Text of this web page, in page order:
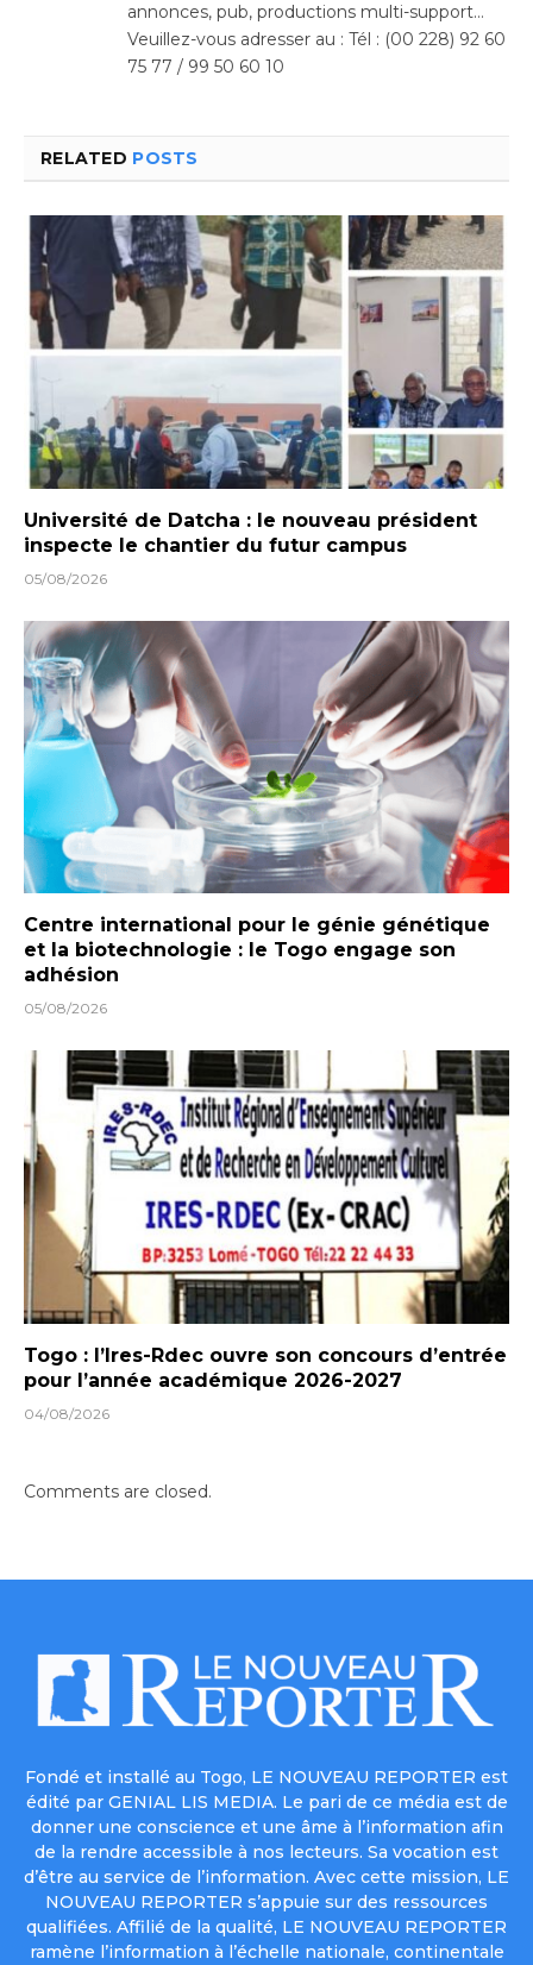
annonces, pub, productions multi-support…
Veuillez-vous adresser au : Tél : (00 228) 92 60
75 77 / 99 50 60 10
RELATED POSTS
Université de Datcha : le nouveau président
inspecte le chantier du futur campus
05/08/2026
Centre international pour le génie génétique
et la biotechnologie : le Togo engage son
adhésion
05/08/2026
Togo : l’Ires-Rdec ouvre son concours d’entrée
pour l’année académique 2026-2027
04/08/2026
Comments are closed.
Fondé et installé au Togo, LE NOUVEAU REPORTER est
édité par GENIAL LIS MEDIA. Le pari de ce média est de
donner une conscience et une âme à l’information afin
de la rendre accessible à nos lecteurs. Sa vocation est
d’être au service de l’information. Avec cette mission, LE
NOUVEAU REPORTER s’appuie sur des ressources
qualifiées. Affilié de la qualité, LE NOUVEAU REPORTER
ramène l’information à l’échelle nationale, continentale